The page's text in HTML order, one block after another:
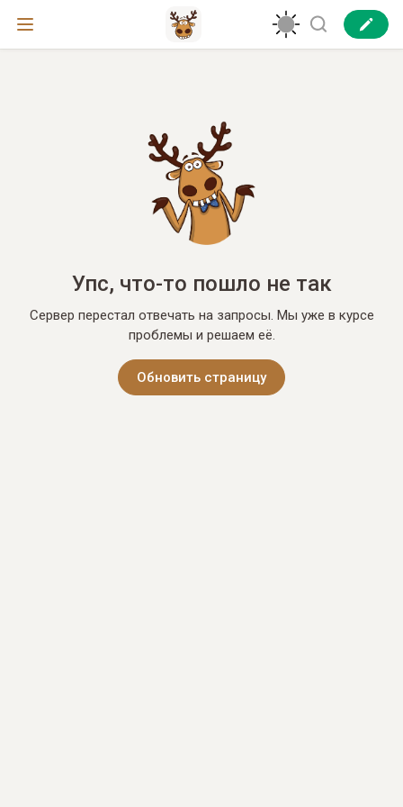
Упс, что-то пошло не так
Сервер перестал отвечать на запросы. Мы уже в курсе
проблемы и решаем её.
Обновить страницу